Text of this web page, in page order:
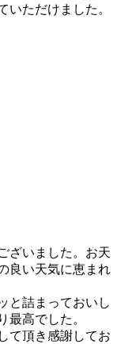
いただけました。
ざいました。お天
良い天気に恵まれ
と詰まっておいし
最高でした。
て頂き感謝してお